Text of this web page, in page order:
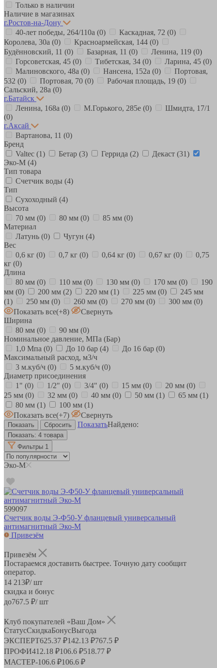
Только в наличии
Наличие в магазинах
г.Ростов-на-Дону
40-лет победы, 264/110а (0) Каскадная, 72 (0)
Королева, 30а (0) Красноармейская, 144 (0)
Будённовский, 11 (0) Базарная, 11 (0) Ленина, 119 (0)
Горсоветская, 45 (0) Тибетская, 34 (0) Ларина, 45 (0)
Малиновского, 48а (0) Нансена, 152а (0)
Портовая,
532 (0) Портовая, 70 (0) Рабочая площадь, 19 (0)
Сальский, 28a (0)
г.Батайск
Ленина, 168а (0) М.Горького, 285е (0)
Шмидта, 17/1
(0)
г.Аксай
Вартанова, 11 (0)
Бренд
Valtec (1) Бетар (3) Геррида (2) Декаст (31)
Эко-М (4)
Тип товара
Счетчик воды (4)
Тип
Сухоходный (4)
Высота
70 мм (0) 80 мм (0) 85 мм (0)
Материал
Латунь (0) Чугун (4)
Вес
0,6 кг (0) 0,7 кг (0) 0,64 кг (0) 0,67 кг (0)
0,75
кг (0)
Длина
80 мм (0) 110 мм (0) 130 мм (0) 170 мм (0)
190
мм (0) 200 мм (2) 220 мм (1) 225 мм (0)
245 мм
(1)
250 мм (0) 260 мм (0) 270 мм (0) 300 мм (0)
Показать все(+8)
Свернуть
Ширина
80 мм (0) 90 мм (0)
Номинальное давление, МПа (Бар)
1,0 Мпа (0) До 10 бар (4) До 16 бар (0)
Максимальный расход, м3/ч
3 м.куб/ч (0) 5 м.куб/ч (0)
Диаметр присоединения
1" (0) 1/2" (0) 3/4" (0) 15 мм (0) 20 мм (0)
25 мм (0) 32 мм (0) 40 мм (0) 50 мм (1) 65 мм (1)
80 мм (1) 100 мм (1)
Показать все(+7)
Свернуть
ПоказатьНайдено:
Показать: 4 товара
Фильтры 1
Эко-М
599097
Счетчик воды Э-Ф50-У фланцевый универсальный
антимагнитный Эко-М
Привезём
Привезём
Постараемся доставить быстрее. Точную дату сообщит
оператор.
14 213₽/ шт
скидка и бонус
до767.5 ₽/ шт
Клуб покупателей «Ваш Дом»
СтатусСкидкаБонусВыгода
ЭКСПЕРТ625.37 ₽142.13 ₽767.5 ₽
ПРОФИ412.18 ₽106.6 ₽518.77 ₽
МАСТЕР-106.6 ₽106.6 ₽